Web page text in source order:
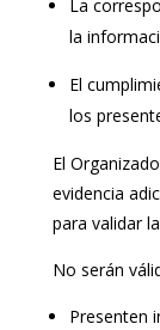
La
la
El
los
El
evidencia
para validar
No serán
Presenten